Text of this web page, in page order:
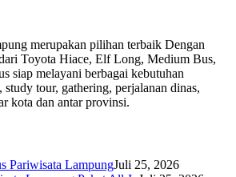
merupakan pilihan terbaik Dengan
Toyota Hiace, Elf Long, Medium Bus,
siap melayani berbagai kebutuhan
tour, gathering, perjalanan dinas,
kota dan antar provinsi.
Pariwisata LampungJuli 25, 2026